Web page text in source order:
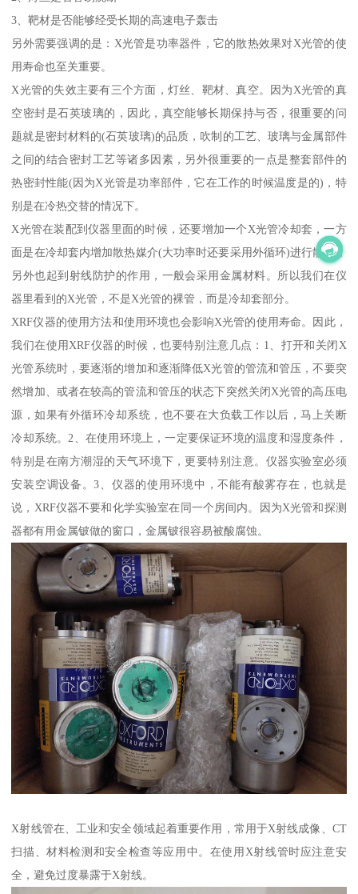
3、靶材是否能够经受长期的高速电子轰击
另外需要强调的是：X光管是功率器件，它的散热效果对X光管的使
用寿命也至关重要。
X光管的失效主要有三个方面，灯丝、靶材、真空。因为X光管的真
空密封是石英玻璃的，因此，真空能够长期保持与否，很重要的问
题就是密封材料的(石英玻璃)的品质，吹制的工艺、玻璃与金属部件
之间的结合密封工艺等诸多因素，另外很重要的一点是整套部件的
热密封性能(因为X光管是功率部件，它在工作的时候温度是的)，特
别是在冷热交替的情况下。
X光管在装配到仪器里面的时候，还要增加一个X光管冷却套，一方
面是在冷却套内增加散热媒介(大功率时还要采用外循环)进行散热，
另外也起到射线防护的作用，一般会采用金属材料。所以我们在仪
器里看到的X光管，不是X光管的裸管，而是冷却套部分。
XRF仪器的使用方法和使用环境也会影响X光管的使用寿命。因此，
我们在使用XRF仪器的时候，也要特别注意几点：1、打开和关闭X
光管系统时，要逐渐的增加和逐渐降低X光管的管流和管压，不要突
然增加、或者在较高的管流和管压的状态下突然关闭X光管的高压电
源，如果有外循环冷却系统，也不要在大负载工作以后，马上关断
冷却系统。2、在使用环境上，一定要保证环境的温度和湿度条件，
特别是在南方潮湿的天气环境下，更要特别注意。仪器实验室必须
安装空调设备。3、仪器的使用环境中，不能有酸雾存在，也就是
说，XRF仪器不要和化学实验室在同一个房间内。因为X光管和探测
器都有用金属铍做的窗口，金属铍很容易被酸腐蚀。
X射线管在、工业和安全领域起着重要作用，常用于X射线成像、CT
扫描、材料检测和安全检查等应用中。在使用X射线管时应注意安
全，避免过度暴露于X射线。